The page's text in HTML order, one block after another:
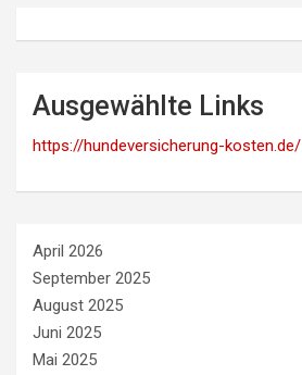
Ausgewählte Links
https://hundeversicherung-kosten.de/
April 2026
September 2025
August 2025
Juni 2025
Mai 2025